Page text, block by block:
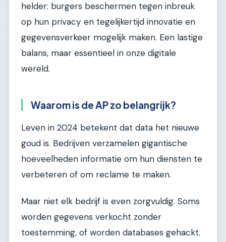
helder: burgers beschermen tegen inbreuk
op hun privacy en tegelijkertijd innovatie en
gegevensverkeer mogelijk maken. Een lastige
balans, maar essentieel in onze digitale
wereld.
Waarom is de AP zo belangrijk?
Leven in 2024 betekent dat data het nieuwe
goud is. Bedrijven verzamelen gigantische
hoeveelheden informatie om hun diensten te
verbeteren of om reclame te maken.
Maar niet elk bedrijf is even zorgvuldig. Soms
worden gegevens verkocht zonder
toestemming, of worden databases gehackt.